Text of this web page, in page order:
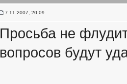
7.11.2007, 20:09
Просьба не
вопросов будут